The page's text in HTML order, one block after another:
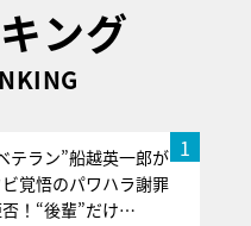
ング
1
テラン”船越英一郎が
覚悟のパワハラ謝罪
！“後輩”だけ…